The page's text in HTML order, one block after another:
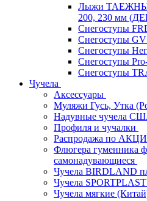
Лыжи
200, 230 мм
Снегоступы
Снегоступы
Снегоступы
Снегоступы
Снегоступы
Чучела
Аксессуары
Муляжи Гусь, Утка
Надувные чучела
Профиля и чучалки
Распродажа по
Флюгера гуменника
самонадувающиеся
Чучела BIRDLAND
Чучела
Чучела мягкие